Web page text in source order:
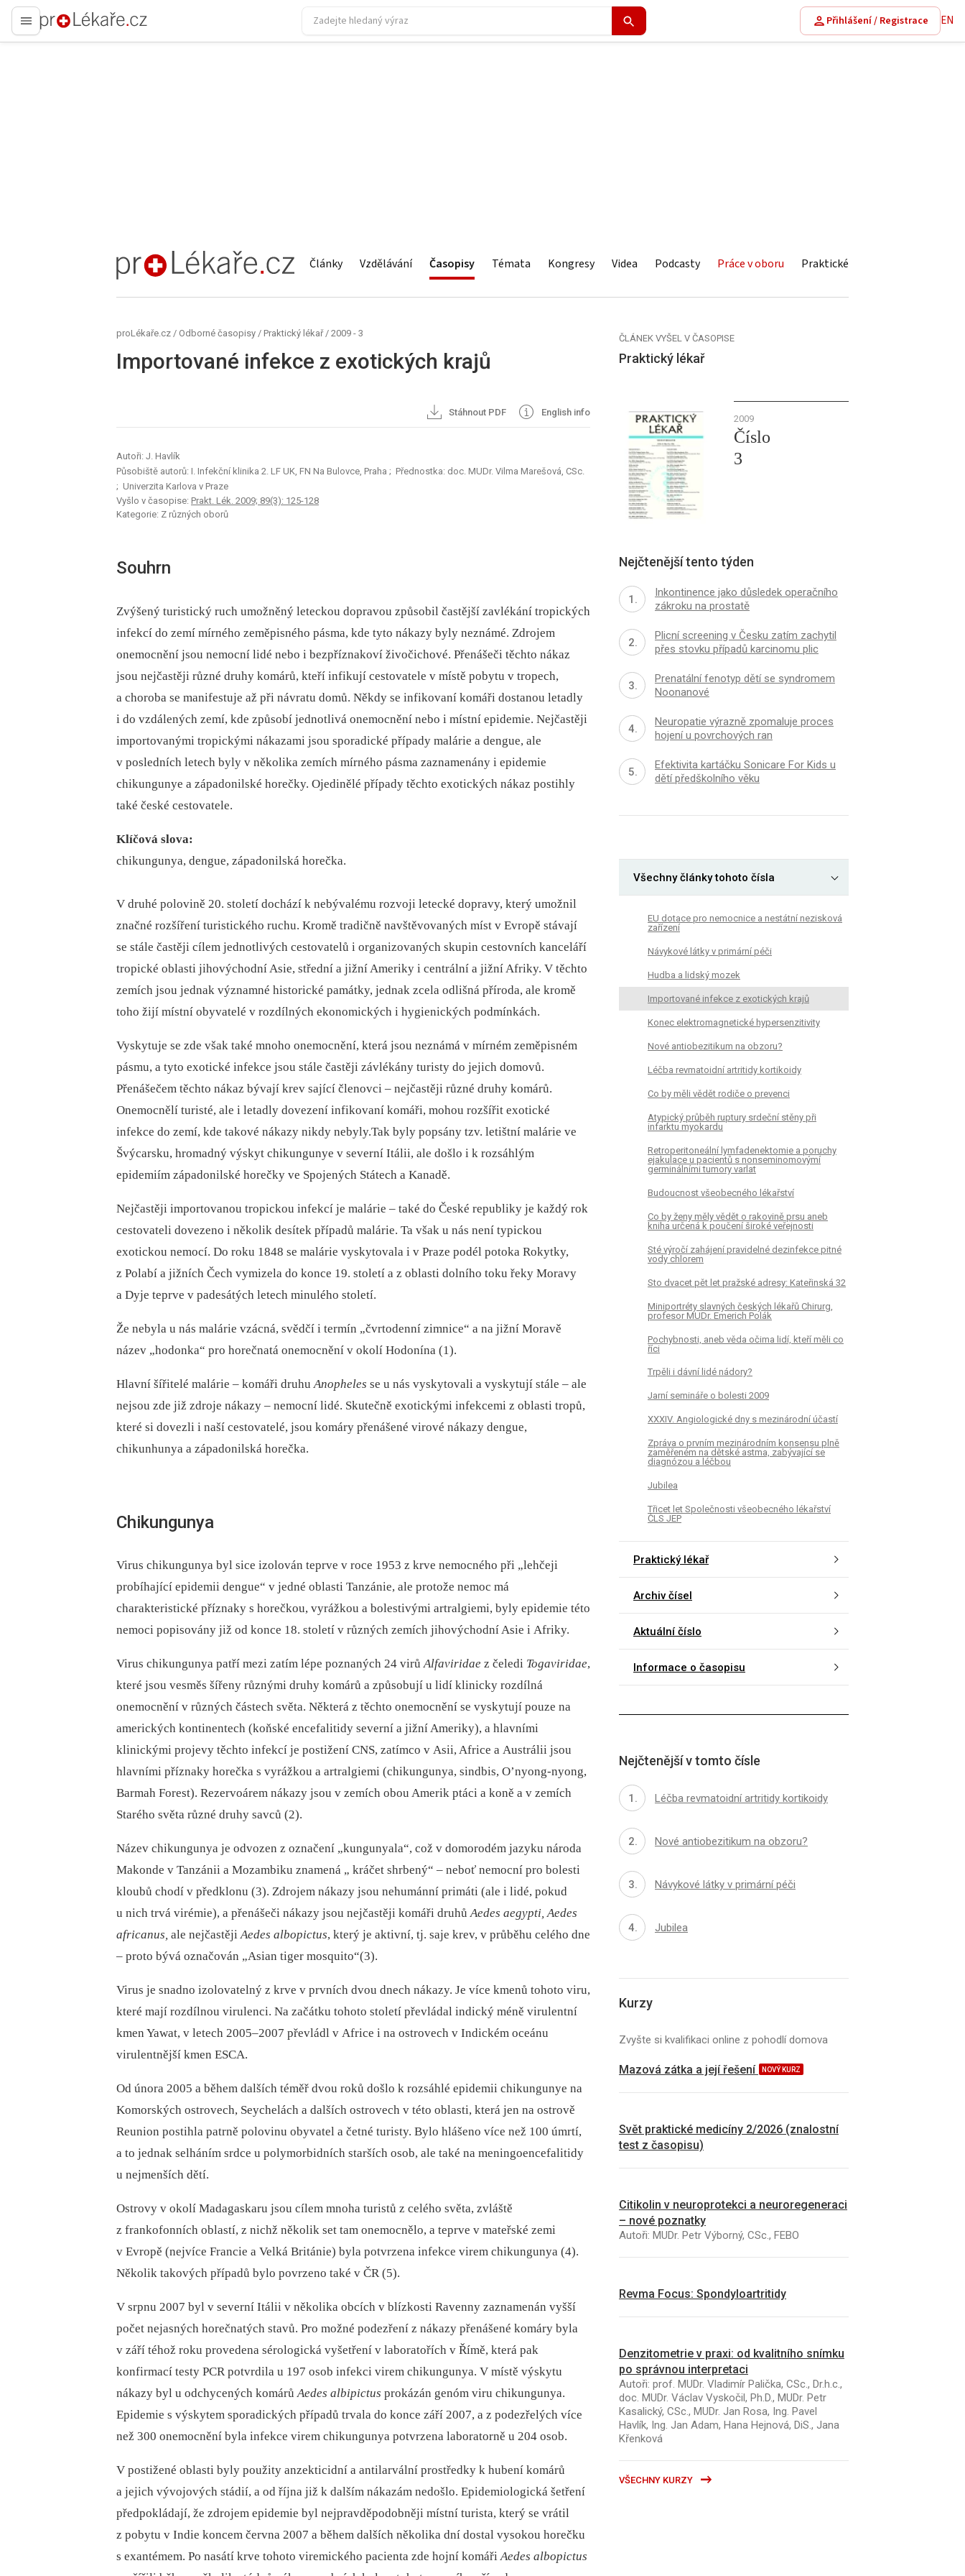
proLékaře.cz
Přihlášení / Registrace EN
proLékaře.cz Články Vzdělávání Časopisy Témata Kongresy Videa Podcasty Práce v oboru Praktické
proLékaře.cz / Odborné časopisy / Praktický lékař / 2009 - 3
Importované infekce z exotických krajů
Stáhnout PDF English info
Autoři: J. Havlík
Působiště autorů: I. Infekční klinika 2. LF UK, FN Na Bulovce, Praha ; Přednostka: doc. MUDr. Vilma Marešová, CSc.
; Univerzita Karlova v Praze
Vyšlo v časopise: Prakt. Lék. 2009; 89(3): 125-128
Kategorie: Z různých oborů
Souhrn
Zvýšený turistický ruch umožněný leteckou dopravou způsobil častější zavlékání tropických
infekcí do zemí mírného zeměpisného pásma, kde tyto nákazy byly neznámé. Zdrojem
onemocnění jsou nemocní lidé nebo i bezpříznakoví živočichové. Přenášeči těchto nákaz
jsou nejčastěji různé druhy komárů, kteří infikují cestovatele v místě pobytu v tropech,
a choroba se manifestuje až při návratu domů. Někdy se infikovaní komáři dostanou letadly
i do vzdálených zemí, kde způsobí jednotlivá onemocnění nebo i místní epidemie. Nejčastěji
importovanými tropickými nákazami jsou sporadické případy malárie a dengue, ale
v posledních letech byly v několika zemích mírného pásma zaznamenány i epidemie
chikungunye a západonilské horečky. Ojedinělé případy těchto exotických nákaz postihly
také české cestovatele.
Klíčová slova:
chikungunya, dengue, západonilská horečka.
V druhé polovině 20. století dochází k nebývalému rozvoji letecké dopravy, který umožnil
značné rozšíření turistického ruchu. Kromě tradičně navštěvovaných míst v Evropě stávají
se stále častěji cílem jednotlivých cestovatelů i organizovaných skupin cestovních kanceláří
tropické oblasti jihovýchodní Asie, střední a jižní Ameriky i centrální a jižní Afriky. V těchto
zemích jsou jednak významné historické památky, jednak zcela odlišná příroda, ale kromě
toho žijí místní obyvatelé v rozdílných ekonomických i hygienických podmínkách.
Vyskytuje se zde však také mnoho onemocnění, která jsou neznámá v mírném zeměpisném
pásmu, a tyto exotické infekce jsou stále častěji závlékány turisty do jejich domovů.
Přenášečem těchto nákaz bývají krev sající členovci –⁠ nejčastěji různé druhy komárů.
Onemocnělí turisté, ale i letadly dovezení infikovaní komáři, mohou rozšířit exotické
infekce do zemí, kde takové nákazy nikdy nebyly.Tak byly popsány tzv. letištní malárie ve
Švýcarsku, hromadný výskyt chikungunye v severní Itálii, ale došlo i k rozsáhlým
epidemiím západonilské horečky ve Spojených Státech a Kanadě.
Nejčastěji importovanou tropickou infekcí je malárie –⁠ také do České republiky je každý rok
cestovateli dovezeno i několik desítek případů malárie. Ta však u nás není typickou
exotickou nemocí. Do roku 1848 se malárie vyskytovala i v Praze podél potoka Rokytky,
z Polabí a jižních Čech vymizela do konce 19. století a z oblasti dolního toku řeky Moravy
a Dyje teprve v padesátých letech minulého století.
Že nebyla u nás malárie vzácná, svědčí i termín „čvrtodenní zimnice“ a na jižní Moravě
název „hodonka“ pro horečnatá onemocnění v okolí Hodonína (1).
Hlavní šířitelé malárie –⁠ komáři druhu Anopheles se u nás vyskytovali a vyskytují stále –⁠ ale
nejsou zde již zdroje nákazy –⁠ nemocní lidé. Skutečně exotickými infekcemi z oblasti tropů,
které si dovezli i naší cestovatelé, jsou komáry přenášené virové nákazy dengue,
chikunhunya a západonilská horečka.
Chikungunya
Virus chikungunya byl sice izolován teprve v roce 1953 z krve nemocného při „lehčeji
probíhající epidemii dengue“ v jedné oblasti Tanzánie, ale protože nemoc má
charakteristické příznaky s horečkou, vyrážkou a bolestivými artralgiemi, byly epidemie této
nemoci popisovány již od konce 18. století v různých zemích jihovýchodní Asie i Afriky.
Virus chikungunya patří mezi zatím lépe poznaných 24 virůAlfaviridae z čeledi Togaviridae,
které jsou vesměs šířeny různými druhy komárů a způsobují u lidí klinicky rozdílná
onemocnění v různých částech světa. Některá z těchto onemocnění se vyskytují pouze na
amerických kontinentech (koňské encefalitidy severní a jižní Ameriky), a hlavními
klinickými projevy těchto infekcí je postižení CNS, zatímco v Asii, Africe a Austrálii jsou
hlavními příznaky horečka s vyrážkou a artralgiemi (chikungunya, sindbis, O’nyong-nyong,
Barmah Forest). Rezervoárem nákazy jsou v zemích obou Amerik ptáci a koně a v zemích
Starého světa různé druhy savců (2).
Název chikungunya je odvozen z označení „kungunyala“, což v domorodém jazyku národa
Makonde v Tanzánii a Mozambiku znamená „ kráčet shrbený“ –⁠ neboť nemocní pro bolesti
kloubů chodí v předklonu (3). Zdrojem nákazy jsou nehumánní primáti (ale i lidé, pokud
u nich trvá virémie), a přenášeči nákazy jsou nejčastěji komáři druhůAedes aegypti, Aedes
africanus, ale nejčastějiAedes albopictus, který je aktivní, tj. saje krev, v průběhu celého dne
–⁠ proto bývá označován „Asian tiger mosquito“(3).
Virus je snadno izolovatelný z krve v prvních dvou dnech nákazy. Je více kmenů tohoto viru,
které mají rozdílnou virulenci. Na začátku tohoto století převládal indický méně virulentní
kmen Yawat, v letech 2005–2007 převládl v Africe i na ostrovech v Indickém oceánu
virulentnější kmen ESCA.
Od února 2005 a během dalších téměř dvou roků došlo k rozsáhlé epidemii chikungunye na
Komorských ostrovech, Seychelách a dalších ostrovech v této oblasti, která jen na ostrově
Reunion postihla patrně polovinu obyvatel a četné turisty. Bylo hlášeno více než 100 úmrtí,
a to jednak selháním srdce u polymorbidních starších osob, ale také na meningoencefalitidy
u nejmenších dětí.
Ostrovy v okolí Madagaskaru jsou cílem mnoha turistů z celého světa, zvláště
z frankofonních oblastí, z nichž několik set tam onemocnělo, a teprve v mateřské zemi
v Evropě (nejvíce Francie a Velká Británie) byla potvrzena infekce virem chikungunya (4).
Několik takových případů bylo povrzeno také v ČR (5).
V srpnu 2007 byl v severní Itálii v několika obcích v blízkosti Ravenny zaznamenán vyšší
počet nejasných horečnatých stavů. Pro možné podezření z nákazy přenášené komáry byla
v září téhož roku provedena sérologická vyšetření v laboratořích v Římě, která pak
konfirmací testy PCR potvrdila u 197 osob infekci virem chikungunya. V místě výskytu
nákazy byl u odchycených komárůAedes albipictus prokázán genóm viru chikungunya.
Epidemie s výskytem sporadických případů trvala do konce září 2007, a z podezřelých více
než 300 onemocnění byla infekce virem chikungunya potvrzena laboratorně u 204 osob.
V postižené oblasti byly použity anzekticidní a antilarvální prostředky k hubení komárů
a jejich vývojových stádií, a od října již k dalším nákazám nedošlo. Epidemiologická šetření
předpokládají, že zdrojem epidemie byl nejpravděpodobněji místní turista, který se vrátil
z pobytu v Indie koncem června 2007 a během dalších několika dní dostal vysokou horečku
s exantémem. Po nasátí krve tohoto viremického pacienta zde hojní komářiAedes albopictus
ČLÁNEK VYŠEL V ČASOPISE
Praktický lékař
2009
Číslo
3
Nejčtenější tento týden
Inkontinence jako důsledek operačního
zákroku na prostatě
Plicní screening v Česku zatím zachytil
přes stovku případů karcinomu plic
Prenatální fenotyp dětí se syndromem
Noonanové
Neuropatie výrazně zpomaluje proces
hojení u povrchových ran
Efektivita kartáčku Sonicare For Kids u
dětí předškolního věku
Všechny články tohoto čísla
EU dotace pro nemocnice a nestátní nezisková
zařízení
Návykové látky v primární péči
Hudba a lidský mozek
Importované infekce z exotických krajů
Konec elektromagnetické hypersenzitivity
Nové antiobezitikum na obzoru?
Léčba revmatoidní artritidy kortikoidy
Co by měli vědět rodiče o prevenci
Atypický průběh ruptury srdeční stěny při
infarktu myokardu
Retroperitoneální lymfadenektomie a poruchy
ejakulace u pacientů s nonseminomovýmí
germinálními tumory varlat
Budoucnost všeobecného lékařství
Co by ženy měly vědět o rakovině prsu aneb
kniha určená k poučení široké veřejnosti
Sté výročí zahájení pravidelné dezinfekce pitné
vody chlorem
Sto dvacet pět let pražské adresy: Kateřinská 32
Miniportréty slavných českých lékařů Chirurg,
profesor MUDr. Emerich Polák
Pochybnosti, aneb věda očima lidí, kteří měli co
říci
Trpěli i dávní lidé nádory?
Jarní semináře o bolesti 2009
XXXIV. Angiologické dny s mezinárodní účastí
Zpráva o prvním mezinárodním konsensu plně
zaměřeném na dětské astma, zabývající se
diagnózou a léčbou
Jubilea
Třicet let Společnosti všeobecného lékařství
ČLS JEP
Praktický lékař
Archiv čísel
Aktuální číslo
Informace o časopisu
Nejčtenější v tomto čísle
Léčba revmatoidní artritidy kortikoidy
Nové antiobezitikum na obzoru?
Návykové látky v primární péči
Jubilea
Kurzy
Zvyšte si kvalifikaci online z pohodlí domova
Mazová zátka a její řešení NOVÝ KURZ
Svět praktické medicíny 2/2026 (znalostní
test z časopisu)
Citikolin v neuroprotekci a neuroregeneraci
– nové poznatky
Autoři: MUDr. Petr Výborný, CSc., FEBO
Revma Focus: Spondyloartritidy
Denzitometrie v praxi: od kvalitního snímku
po správnou interpretaci
Autoři: prof. MUDr. Vladimír Palička, CSc., Dr.h.c.,
doc. MUDr. Václav Vyskočil, Ph.D., MUDr. Petr
Kasalický, CSc., MUDr. Jan Rosa, Ing. Pavel
Havlík, Ing. Jan Adam, Hana Hejnová, DiS., Jana
Křenková
VŠECHNY KURZY